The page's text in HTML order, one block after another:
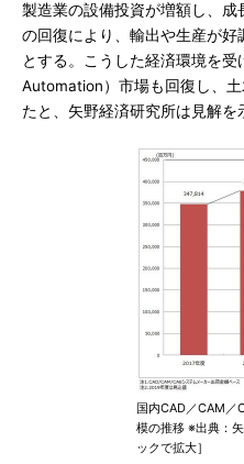
製造業の設備投資が増額し、
の回復により、輸出や生産が
とする。こうした経済環境を
Automation）市場も回復し、
たと、矢野経済研究所は見解を
国内CAD／CAM／
模の推移 ※出典：
ックで拡大］